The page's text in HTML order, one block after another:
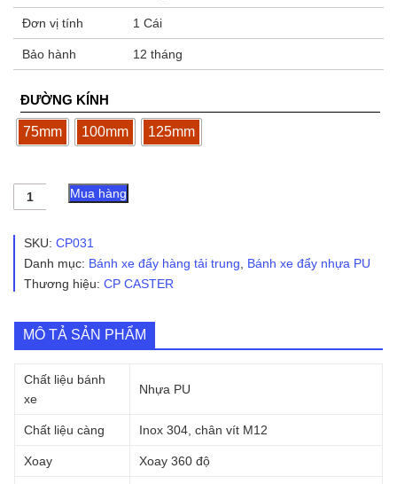
Đơn vị tính 1 Cái
Bảo hành 12 tháng
ĐƯỜNG KÍNH
75mm 100mm 125mm
Bánh
xe
vít
PU
đỏ
khóa
càng
số
lượng
Mua hàng
SKU: CP031
Danh mục: Bánh xe đẩy hàng tải trung, Bánh xe đẩy nhựa PU
Thương hiệu: CP CASTER
MÔ TẢ SẢN PHẨM
Chất liệu bánh
xe
Nhựa PU
Chất liệu càng Inox 304, chân vít M12
Xoay Xoay 360 độ